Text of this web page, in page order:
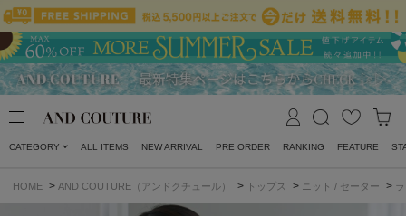
CATEGORY ALL ITEMS NEW ARRIVAL PRE ORDER RANKING FEATURE
HOME > AND COUTURE（アンドクチュール） > トップス > ニット / セーター >